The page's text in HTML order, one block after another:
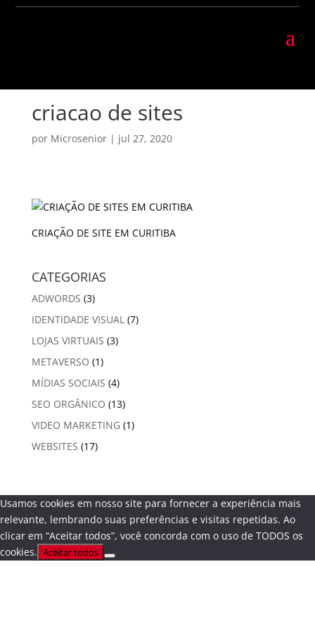
criacao de sites
por Microsenior| jul 27, 2020
CRIAÇÃO DE SITE EM CURITIBA
CATEGORIAS
ADWORDS (3)
IDENTIDADE VISUAL(7)
LOJAS VIRTUAIS (3)
METAVERSO (1)
MÍDIAS SOCIAIS (4)
SEO ORGÂNICO (13)
VIDEO MARKETING (1)
WEBSITES (17)
Usamos cookies em nosso site para fornecer a experiência mais
relevante, lembrando suas preferências e visitas repetidas. Ao
clicar em “Aceitar todos”, você concorda com o uso de TODOS os
cookies. Aceitar todos